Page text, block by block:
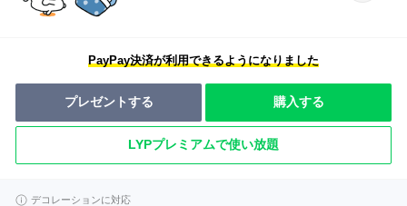
PayPay決済が利用できるようになりました
プレゼントする 購入する
LYPプレミアムで使い放題
デコレーションに対応